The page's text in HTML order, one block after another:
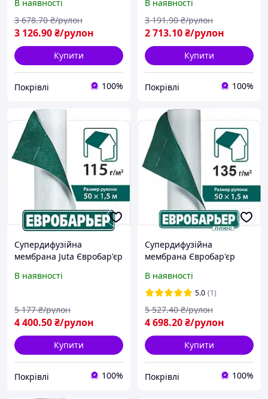
В наявності
3 126.90₴/рулон
3 678.70 ₴/рулон
Купити
Покрівлі 100%
В наявності
2 713.10₴/рулон
3 191.90 ₴/рулон
Купити
Покрівлі 100%
Супердифузійна
мембрана Juta Євробар'єр
В наявності
4 400.50₴/рулон
5 177 ₴/рулон
Купити
Покрівлі 100%
Супердифузійна
мембрана Євробар'єр
В наявності
5.0 (1)
4 698.20₴/рулон
5 527.40 ₴/рулон
Купити
Покрівлі 100%